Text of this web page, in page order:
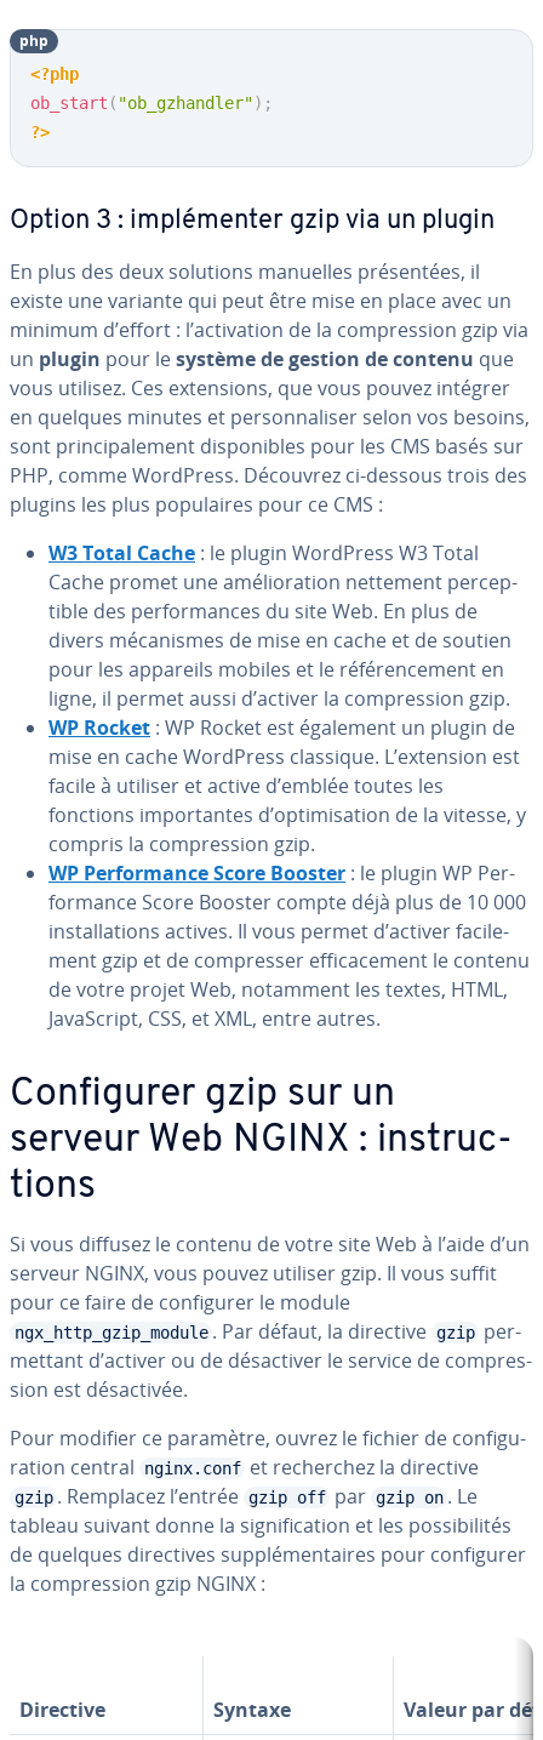
<?php
ob_start ( "ob_gzhandler") ;
?>
php
Option 3 : im­plé­men­ter gzip via un plugin
En plus des deux solutions manuelles pré­sen­tées, il
existe une variante qui peut être mise en place avec un
minimum d’effort : l’ac­ti­va­tion de la com­pres­sion gzip via
un plugin pour lesystème de gestion de contenu que
vous utilisez. Ces ex­ten­sions, que vous pouvez intégrer
en quelques minutes et per­son­na­li­ser selon vos besoins,
sont prin­ci­pa­le­ment dis­po­nibles pour les CMS basés sur
PHP, comme WordPress. Découvrez ci-dessous trois des
plugins les plus po­pu­laires pour ce CMS :
W3 Total Cache : le plugin WordPress W3 Total
Cache promet une amé­lio­ra­tion nettement per­cep­
tible des per­for­mances du site Web. En plus de
divers mé­ca­nismes de mise en cache et de soutien
pour les appareils mobiles et le ré­fé­ren­ce­ment en
ligne, il permet aussi d’activer la com­pres­sion gzip.
WP Rocket : WP Rocket est également un plugin de
mise en cache WordPress classique. L’extension est
facile à utiliser et active d’emblée toutes les
fonctions im­por­tantes d’op­ti­mi­sa­tion de la vitesse, y
compris la com­pres­sion gzip.
WP Per­for­mance Score Booster : le plugin WP Per­
for­mance Score Booster compte déjà plus de 10 000
ins­tal­la­tions actives. Il vous permet d’activer fa­ci­le­
ment gzip et de com­pres­ser ef­fi­ca­ce­ment le contenu
de votre projet Web, notamment les textes, HTML,
Ja­vaS­cript, CSS, et XML, entre autres.
Con­fi­gu­rer gzip sur un
serveur Web NGINX : ins­truc­
tions
Si vous diffusez le contenu de votre site Web à l’aide d’un
serveur NGINX, vous pouvez utiliser gzip. Il vous suffit
pour ce faire de con­fi­gu­rer le module
ngx_http_gzip_module . Par défaut, la directive gzip per­
met­tant d’activer ou de dé­sac­ti­ver le service de com­pres­
sion est dé­sac­ti­vée.
Pour modifier ce paramètre, ouvrez le fichier de con­fi­gu­
ra­tion central
nginx.conf et re­cher­chez la directive
gzip . Remplacez l’entrée gzip off par gzip on . Le
tableau suivant donne la sig­ni­fi­ca­tion et les pos­si­bi­li­tés
de quelques di­rec­tives sup­plé­men­taires pour con­fi­gu­rer
la com­pres­sion gzip NGINX :
Directive Syntaxe Valeur par